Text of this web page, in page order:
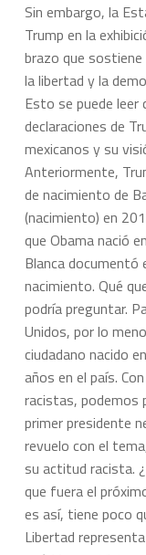
Sin embargo, la
Trump en la
brazo que sostiene
la libertad y la
Esto se puede
declaraciones de
mexicanos y su
Anteriormente,
de nacimiento de
(nacimiento) en
que Obama nació
Blanca
nacimiento. Qué
podría preguntar.
Unidos, por lo
ciudadano nacido
años en el país.
racistas, podemos
primer presidente
revuelo con el
su actitud racista.
que fuera el
es así, tiene poco
Libertad